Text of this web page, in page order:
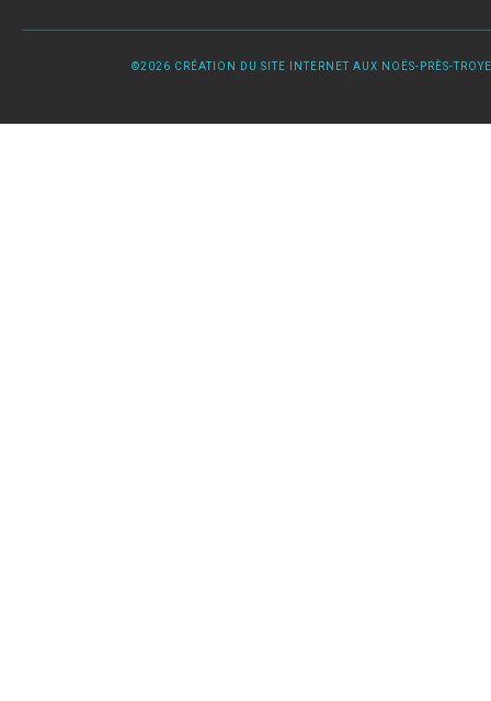
©2026 CRÉATION DU SITE INTERNET AUX NOËS-PRÈS-